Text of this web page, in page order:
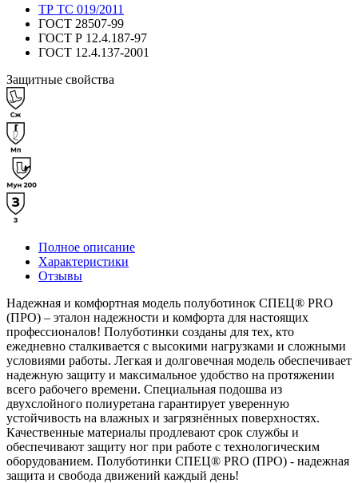
ТР ТС 019/2011
ГОСТ 28507-99
ГОСТ Р 12.4.187-97
ГОСТ 12.4.137-2001
Защитные свойства
Полное описание
Характеристики
Отзывы
Надежная и комфортная модель полуботинок СПЕЦ® PRO
(ПРО) – эталон надежности и комфорта для настоящих
профессионалов! Полуботинки созданы для тех, кто
ежедневно сталкивается с высокими нагрузками и сложными
условиями работы. Легкая и долговечная модель обеспечивает
надежную защиту и максимальное удобство на протяжении
всего рабочего времени. Специальная подошва из
двухслойного полиуретана гарантирует уверенную
устойчивость на влажных и загрязнённых поверхностях.
Качественные материалы продлевают срок службы и
обеспечивают защиту ног при работе с технологическим
оборудованием. Полуботинки СПЕЦ® PRO (ПРО) - надежная
защита и свобода движений каждый день!